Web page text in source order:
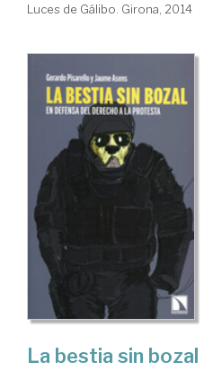
Luces de Gálibo. Girona, 2014
La bestia sin bozal